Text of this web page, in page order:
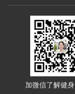
加微信了解健